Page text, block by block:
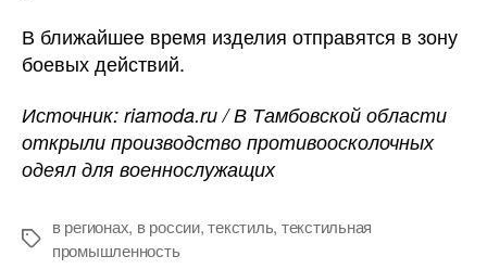
В ближайшее время изделия отправятся в зону
боевых действий.
Источник: riamoda.ru / В Тамбовской области
открыли производство противоосколочных
одеял для военнослужащих
Метки
в регионах, в россии,текстиль, текстильная
промышленность